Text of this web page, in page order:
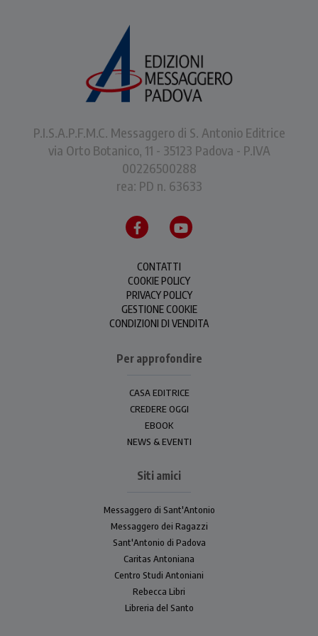
P.I.S.A.P.F.M.C. Messaggero di S. Antonio Editrice
via Orto Botanico, 11 - 35123 Padova - P.IVA
00226500288
rea: PD n. 63633
CONTATTI
COOKIE POLICY
PRIVACY POLICY
GESTIONE COOKIE
CONDIZIONI DI VENDITA
Per approfondire
CASA EDITRICE
CREDERE OGGI
EBOOK
NEWS & EVENTI
Siti amici
Messaggero di Sant'Antonio
Messaggero dei Ragazzi
Sant'Antonio di Padova
Caritas Antoniana
Centro Studi Antoniani
Rebecca Libri
Libreria del Santo